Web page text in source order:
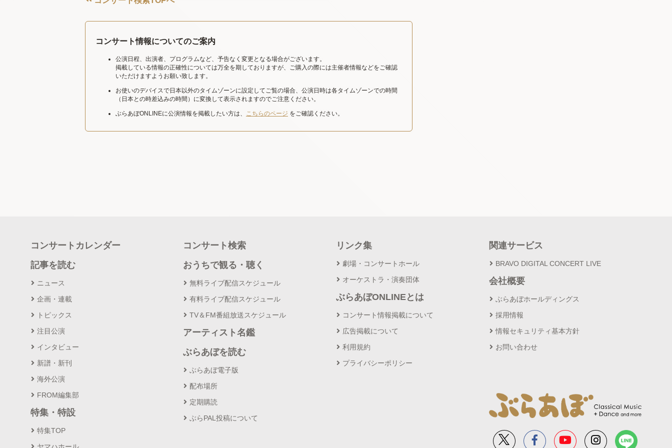
コンサート情報についてのご案内
公演日程、出演者、プログラムなど、予告なく変更となる場合がございます。
掲載している情報の正確性については万全を期しておりますが、ご購入の際には主催者情報などをご確認
いただけますようお願い致します。
お使いのデバイスで日本以外のタイムゾーンに設定してご覧の場合、公演日時は各タイムゾーンでの時間
（日本との時差込みの時間）に変換して表示されますのでご注意ください。
ぶらあぼONLINEに公演情報を掲載したい方は、 こちらのページ をご確認ください。
コンサートカレンダー
記事を読む
ニュース
企画・連載
トピックス
注目公演
インタビュー
新譜・新刊
海外公演
FROM編集部
特集・特設
特集TOP
コンサート検索
おうちで観る・聴く
無料ライブ配信スケジュール
有料ライブ配信スケジュール
TV＆FM番組放送スケジュール
アーティスト名鑑
ぶらあぼを読む
ぶらあぼ電子版
配布場所
定期購読
ぶらPAL投稿について
リンク集
劇場・コンサートホール
オーケストラ・演奏団体
ぶらあぼONLINEとは
コンサート情報掲載について
広告掲載について
利用規約
プライバシーポリシー
関連サービス
BRAVO DIGITAL CONCERT LIVE
会社概要
ぶらあぼホールディングス
採用情報
情報セキュリティ基本方針
お問い合わせ